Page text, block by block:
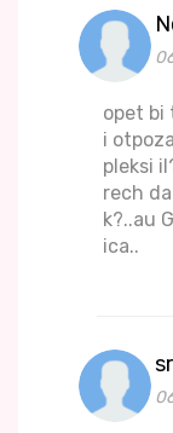
opet bi
i
pleksi
rech
k?..au
ica..